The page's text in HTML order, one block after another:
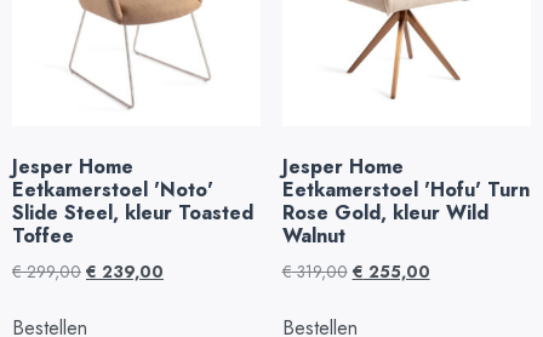
Jesper Home
Eetkamerstoel 'Noto'
Slide Steel, kleur Toasted
Toffee
€299,00 € 239,00
Bestellen
Jesper Home
Eetkamerstoel 'Hofu' Turn
Rose Gold, kleur Wild
Walnut
€319,00 € 255,00
Bestellen